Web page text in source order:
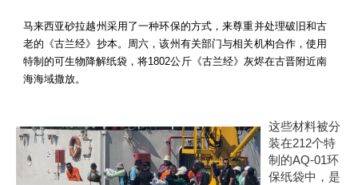
马来西亚砂拉越州采用了一种环保的方式，来尊重并处理破旧和古
老的《古兰经》抄本。周六，该州有关部门与相关机构合作，使用
特制的可生物降解纸袋，将1802公斤《古兰经》灰烬在古晋附近南
海海域撒放。
这些材料被分
装在212个特
制的AQ-01环
保纸袋中，是